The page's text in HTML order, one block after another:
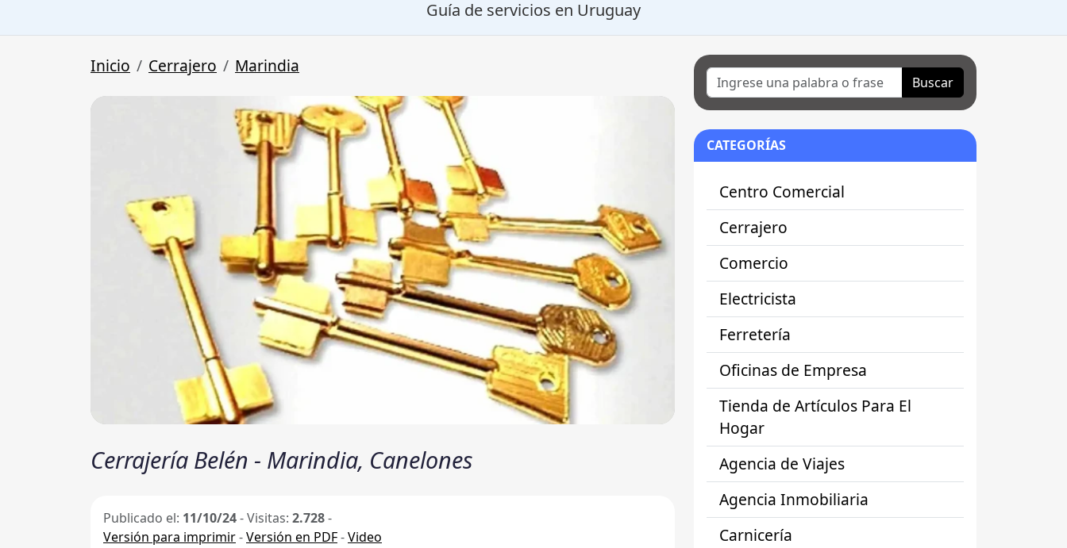
Guía de servicios en Uruguay
Inicio Cerrajero Marindia
Cerrajería Belén - Marindia, Canelones
Publicado el: 11/10/24-Visitas: 2.728-
Versión para imprimir-Versión en PDF-Video
Buscar
CATEGORÍAS
Centro Comercial
Cerrajero
Comercio
Electricista
Ferretería
Oficinas de Empresa
Tienda de Artículos Para El
Hogar
Agencia de Viajes
Agencia Inmobiliaria
Carnicería